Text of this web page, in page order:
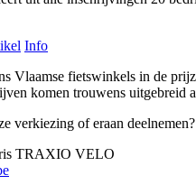
Info
Vlaamse fietswinkels in de
komen trouwens uitgebreid
verkiezing of eraan
TRAXIO VELO